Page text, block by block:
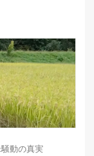
動の真実